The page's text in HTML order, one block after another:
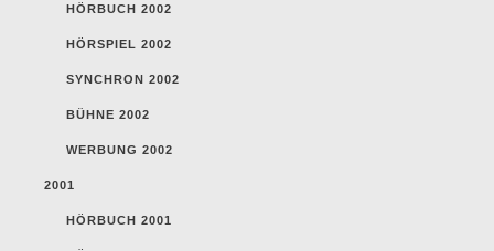
HÖRBUCH 2002
HÖRSPIEL 2002
SYNCHRON 2002
BÜHNE 2002
WERBUNG 2002
2001
HÖRBUCH 2001